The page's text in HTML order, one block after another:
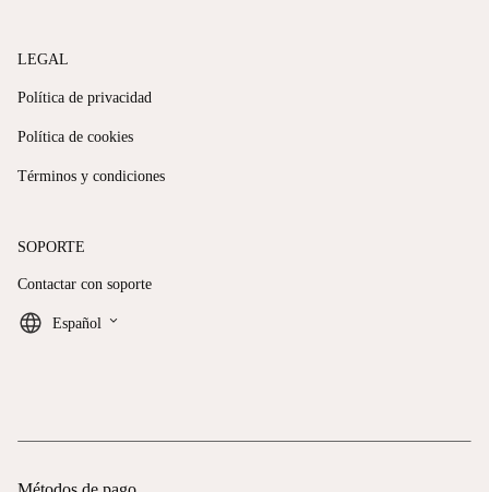
LEGAL
Política de privacidad
Política de cookies
Términos y condiciones
SOPORTE
Contactar con soporte
Español keyboard_arrow_down